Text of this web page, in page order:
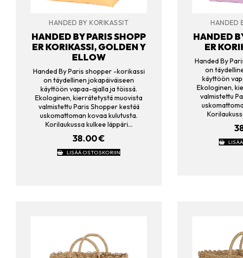
HANDED BY KORIKASSIT
HANDED BY PARIS SHOPP
ER KORIKASSI, GOLDEN Y
ELLOW
Handed By Paris shopper -korikassi
on täydellinen jokapäiväiseen
käyttöön vapaa-ajalla ja töissä.
Ekologinen, kierrätetystä muovista
valmistettu Paris Shopper kestää
uskomattoman kovaa kulutusta.
Korilaukussa kulkee läppäri…
38.00€
LISÄÄ OSTOSKORIIN
HANDED
HANDED
ER
Handed By
on
käyttöön
Ekologinen,
valmistettu